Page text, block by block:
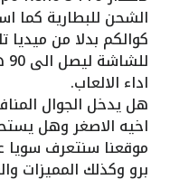
الشحن للبطارية كما
كوالكم بدلا من
اداء الالعاب.
هل يدخل الجوال
اخيه الاصغر وهل
برو وكذلك المميزات